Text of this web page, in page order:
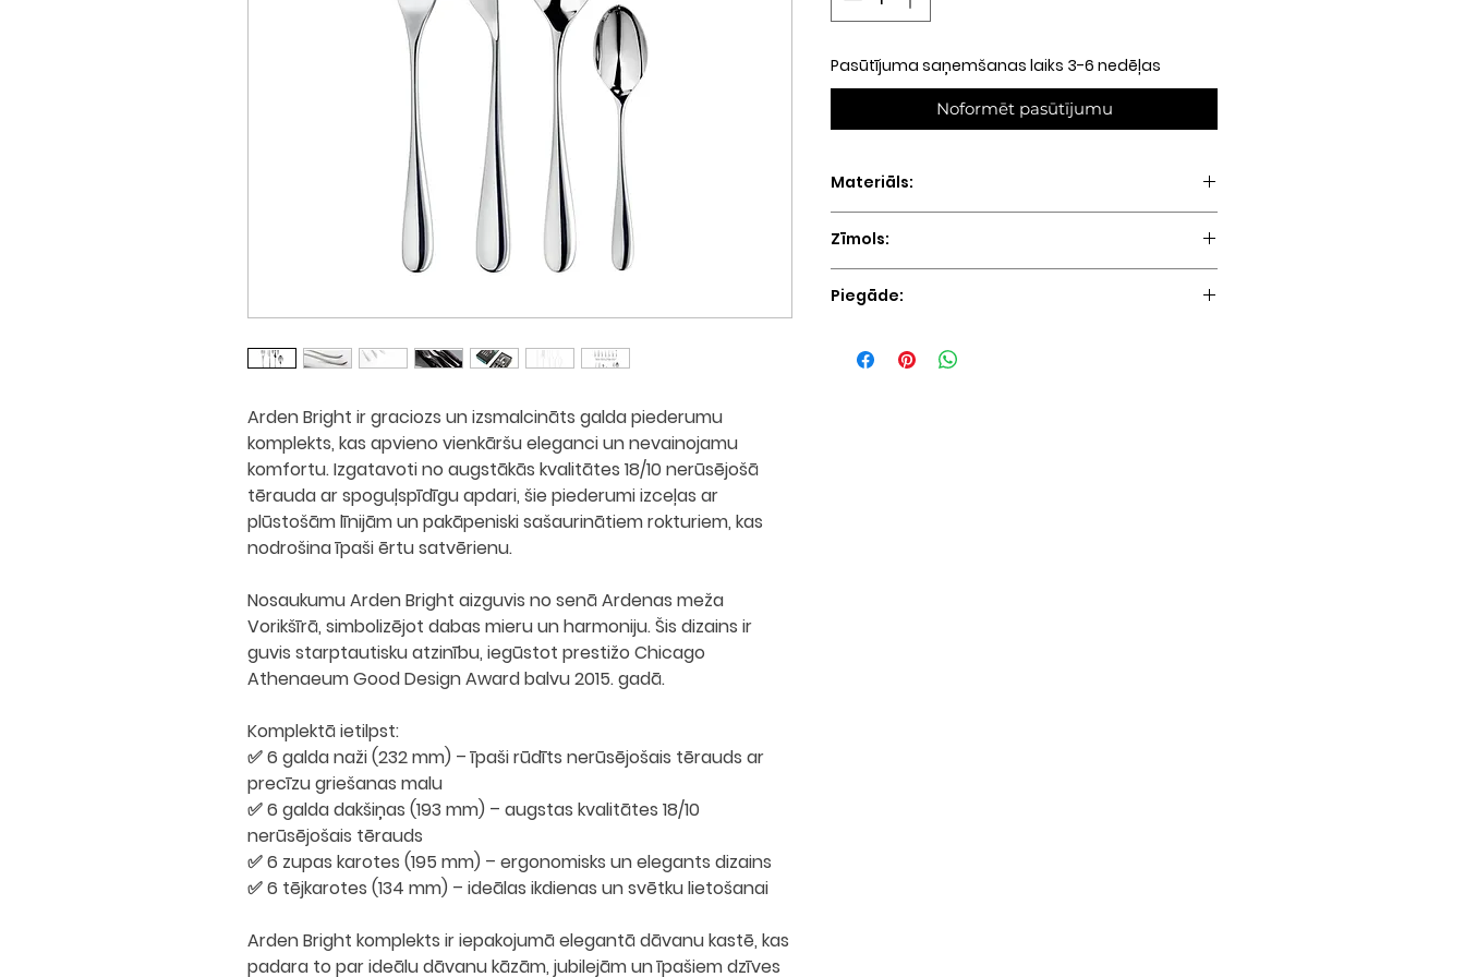
Arden Bright irgraciozs un izsmalcināts galda piederumu
komplekts, kas apvieno vienkāršu eleganci un nevainojamu
komfortu. Izgatavoti no augstākās kvalitātes 18/10 nerūsējošā
tēraudaar spoguļspīdīgu apdari, šie piederumi izceļas ar
plūstošām līnijām un pakāpeniski sašaurinātiem rokturiem, kas
nodrošina īpaši ērtu satvērienu.
Nosaukumu Arden Bright aizguvis no senā Ardenas meža
Vorikšīrā, simbolizējot dabas mieru un harmoniju. Šis dizains ir
guvis starptautisku atzinību, iegūstot prestižo Chicago
Athenaeum Good Design Awardbalvu 2015. gadā.
Komplektā ietilpst:
✅ 6 galda naži (232 mm) – īpaši rūdīts nerūsējošais tērauds ar
precīzu griešanas malu
✅ 6 galda dakšiņas (193 mm) – augstas kvalitātes 18/10
nerūsējošais tērauds
✅ 6 zupas karotes (195 mm) – ergonomisks un elegants dizains
✅ 6 tējkarotes (134 mm) – ideālas ikdienas un svētku lietošanai
Arden Bright komplekts iriepakojumā elegantā dāvanu kastē, kas
padara to parideālu dāvanu kāzām, jubilejām un īpašiem dzīves
Pasūtījuma saņemšanas laiks 3-6 nedēļas
Noformēt pasūtījumu
Materiāls:
Zīmols:
Piegāde: